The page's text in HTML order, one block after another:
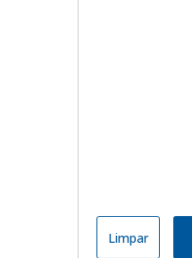
Limpar